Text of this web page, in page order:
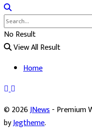
No Result
View All Result
Home
© 2026JNews- Premium
byJegtheme.